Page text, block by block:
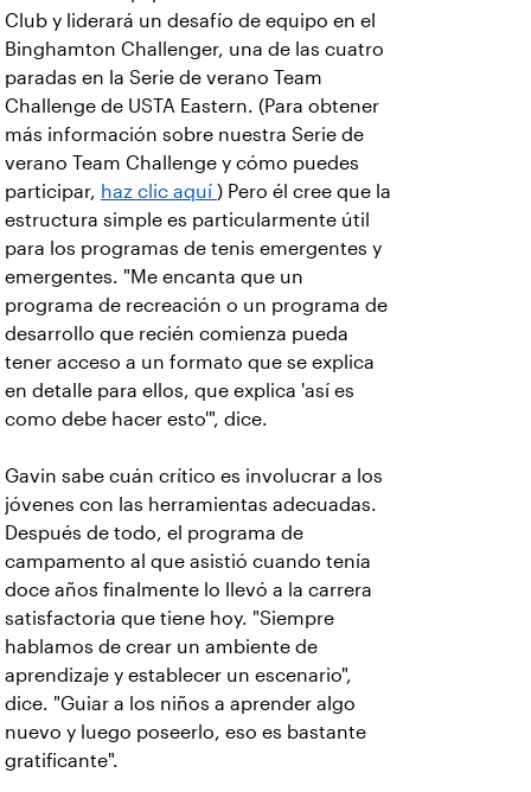
Club y liderará un desafío de equipo en el
Binghamton Challenger, una de las cuatro
paradas en la Serie de verano Team
Challenge de USTA Eastern. (Para obtener
más información sobre nuestra Serie de
verano Team Challenge y cómo puedes
participar, haz clic aquí ) Pero él cree que la
estructura simple es particularmente útil
para los programas de tenis emergentes y
emergentes. "Me encanta que un
programa de recreación o un programa de
desarrollo que recién comienza pueda
tener acceso a un formato que se explica
en detalle para ellos, que explica 'así es
como debe hacer esto'", dice.
Gavin sabe cuán crítico es involucrar a los
jóvenes con las herramientas adecuadas.
Después de todo, el programa de
campamento al que asistió cuando tenía
doce años finalmente lo llevó a la carrera
satisfactoria que tiene hoy. "Siempre
hablamos de crear un ambiente de
aprendizaje y establecer un escenario",
dice. "Guiar a los niños a aprender algo
nuevo y luego poseerlo, eso es bastante
gratificante".